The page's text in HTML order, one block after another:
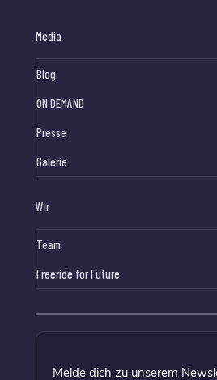
Media
Blog
ON DEMAND
Presse
Galerie
Wir
Team
Freeride for Future
Melde dich zu unserem